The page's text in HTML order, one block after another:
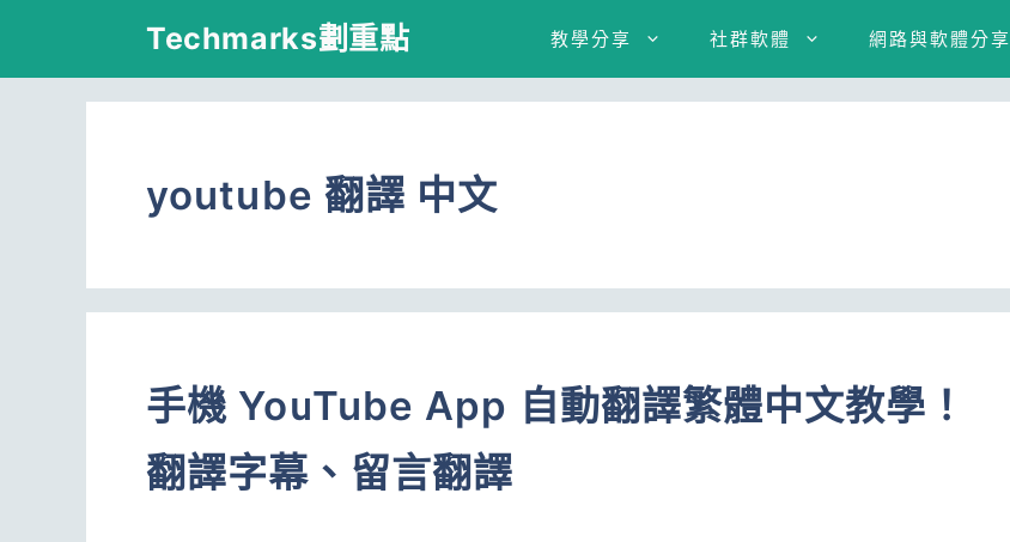
Techmarks劃重點 教學分享 社群軟體 網路與軟體分享
youtube 翻譯 中文
手機 YouTube App 自動翻譯繁體中文教學！
翻譯字幕、留言翻譯